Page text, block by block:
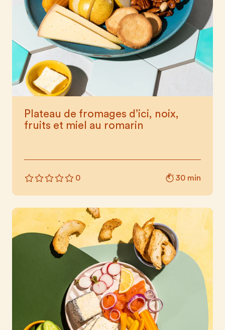
Plateau de fromages d’ici, noix,
fruits et miel au romarin
0 30 min